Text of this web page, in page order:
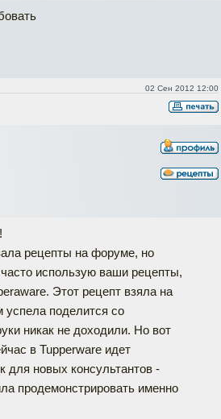
02 Сен 2012 12:00
рецепты на форуме, но
использую ваши рецепты,
Этот рецепт взяла на
успела поделится со
никак не доходили. Но вот
в Tupperware идет
для новых консультантов -
продемонстрировать именно